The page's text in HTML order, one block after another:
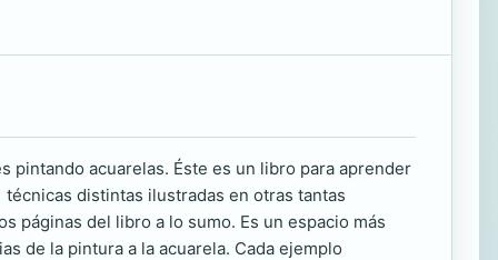
pintando acuarelas. Éste es un libro para aprender
distintas ilustradas en otras tantas
páginas del libro a lo sumo. Es un espacio más
de la pintura a la acuarela. Cada ejemplo